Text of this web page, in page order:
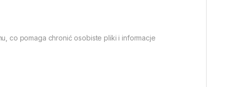
co pomaga chronić osobiste pliki i informacje